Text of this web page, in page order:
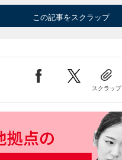
この記事をスクラップ
スクラップ